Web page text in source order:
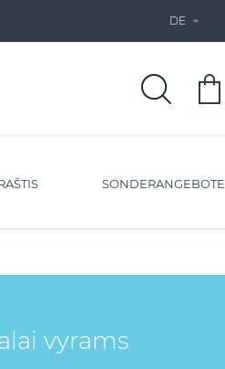
DE 
SONDERANGEBOTE
vyrams